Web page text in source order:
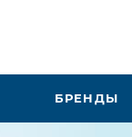
БРЕНДЫ